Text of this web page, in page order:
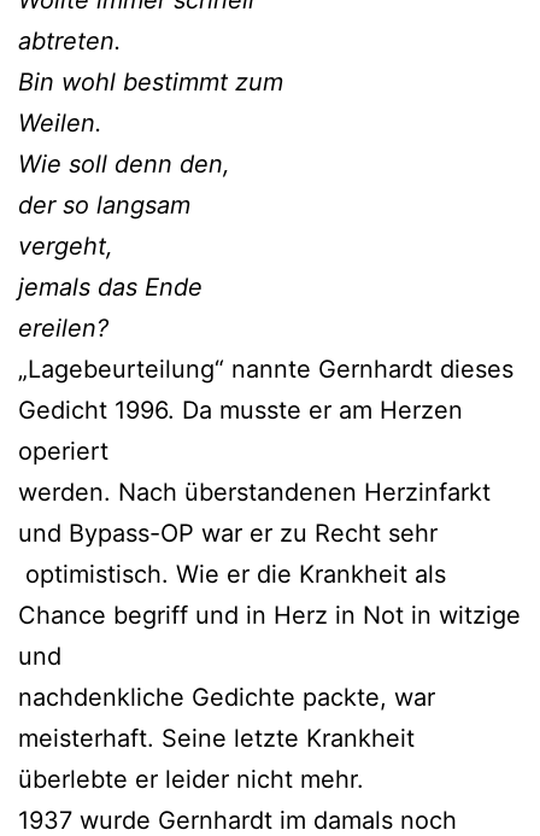
abtreten.
Bin wohl bestimmt zum
Weilen.
Wie soll denn den,
der so langsam
vergeht,
jemals das Ende
ereilen?
„Lagebeurteilung“ nannte Gernhardt dieses
Gedicht 1996. Da musste er am Herzen
operiert
werden. Nach überstandenen Herzinfarkt
und Bypass-OP war er zu Recht sehr
optimistisch. Wie er die Krankheit als
Chance begriff und in Herz in Not in witzige
und
nachdenkliche Gedichte packte, war
meisterhaft. Seine letzte Krankheit
überlebte er leider nicht mehr.
1937 wurde Gernhardt im damals noch